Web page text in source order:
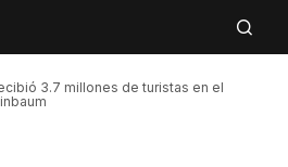
3.7 millones de turistas en el